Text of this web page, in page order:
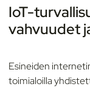
IoT-
vahvuudet
Esineiden
toimialoilla